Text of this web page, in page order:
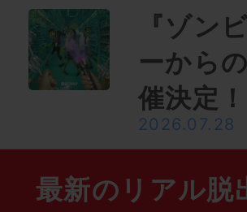
『ゾン
ーから
催決定！
2026.07.28
最新のリアル脱